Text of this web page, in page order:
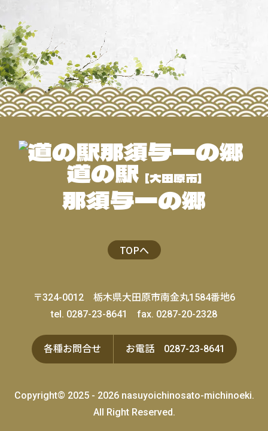
道の駅 [大田原市]
那須与一の郷
TOPへ
〒324-0012 栃木県大田原市南金丸1584番地6
tel. 0287-23-8641 fax. 0287-20-2328
各種お問合せ お電話 0287-23-8641
Copyright© 2025 - 2026 nasuyoichinosato-michinoeki.
All Right Reserved.